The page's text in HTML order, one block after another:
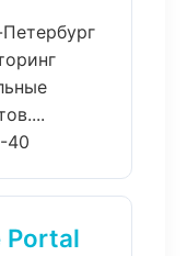
40
Portal